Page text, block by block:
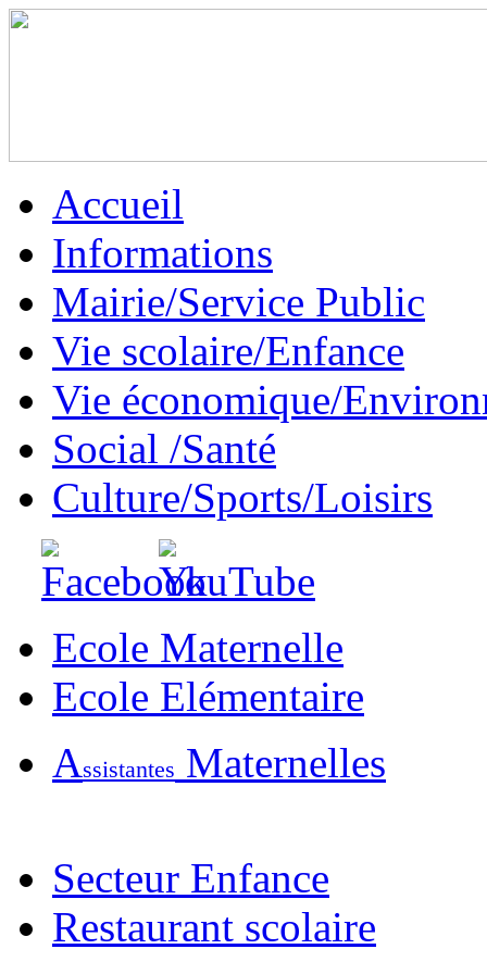
Accueil
Informations
Mairie/Service Public
Vie scolaire/Enfance
Vie économique/
Social /Santé
Culture/Sports/Loisirs
Ecole Maternelle
Ecole Elémentaire
Assistantes Maternelles
Secteur Enfance
Restaurant scolaire